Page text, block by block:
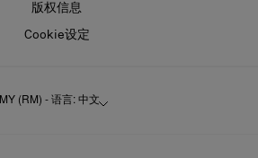
版权信息
Cookie设定
MY (RM) - 语言: 中文